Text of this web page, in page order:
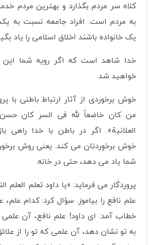
کلاه سر مردم بگذارد و بهترین مردم
به مردم است. افراد جامعه نسبت به
یک خانواده باشند اخلاق اسلامی را یاد
خدا شاهد است که اگر رویه شما این
خواهید شد.
خوش برخوردی از آثار ارتباط باطنی با
من کان خاضعاً لله فی السر کان
العلانیة». اگر در باطن با خدا راهی
خوش برخوردتان می کند. یعنی روش
شما یاد می دهد، حتی در خانه.
پروردگار می فرماید: «یا داود تعلم العلم
علم نافع را بیاموز. سؤال کرد: کدام
خطاب آمد: ای داود! علم نافع، آن علمی
به تو نشان دهد، آن علمی که تو را از